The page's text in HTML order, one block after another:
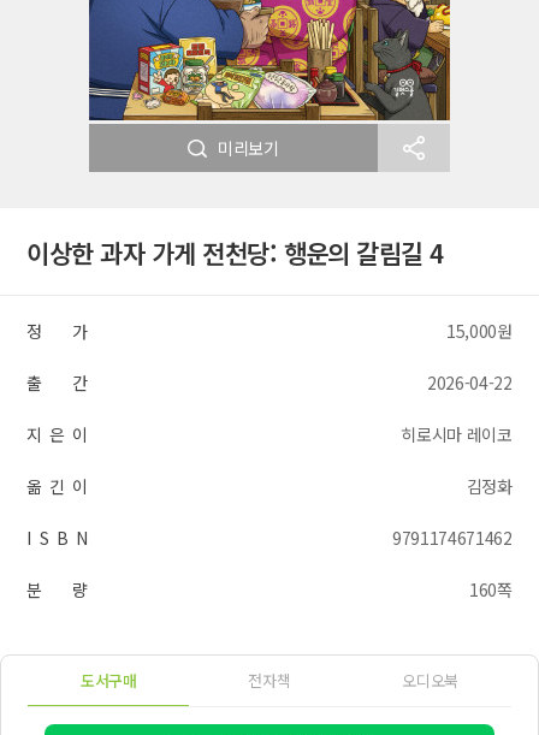
미리보기
이상한 과자 가게 전천당: 행운의 갈림길 4
정 가 15,000원
출 간 2026-04-22
지 은 이 히로시마 레이코
옮 긴 이 김정화
I S B N 9791174671462
분 량 160쪽
도서구매 전자책 오디오북